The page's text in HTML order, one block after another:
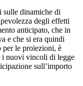
sulle dinamiche di
degli effetti
anticipato, che in
e che si era quindi
per le proiezioni, è
i nuovi vincoli di legge
sull’importo